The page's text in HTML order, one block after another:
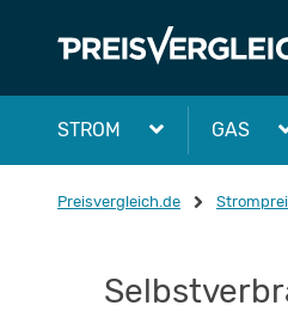
STROM GAS
Preisvergleich.de